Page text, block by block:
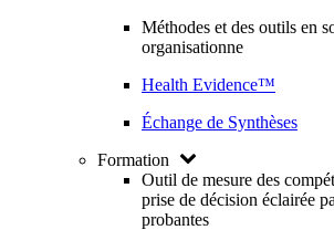
Méthodes et des outils en
organisationne
Health Evidence™
Échange de Synthèses
Formation
Outil de mesure des
prise de décision éclairée
probantes